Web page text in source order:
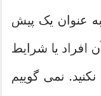
به عنوان یک پیش
افراد یا شرایط
نمی گوییم